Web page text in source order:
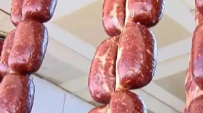
Gündem Özel
Günün görüntüsü
Haber